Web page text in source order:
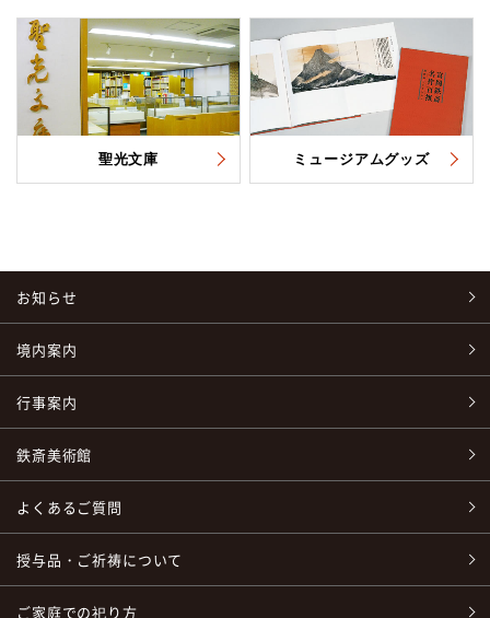
聖光文庫 ミュージアムグッズ
お知らせ
境内案内
行事案内
鉄斎美術館
よくあるご質問
授与品・ご祈祷について
ご家庭での祀り方